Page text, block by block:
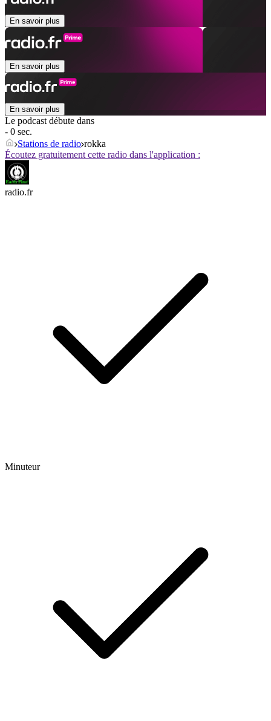
En savoir plus
En savoir plus
En savoir plus
Le podcast débute dans
- 0 sec.
Stations de radio rokka
Écoutez gratuitement cette radio dans l'application :
radio.fr
Minuteur